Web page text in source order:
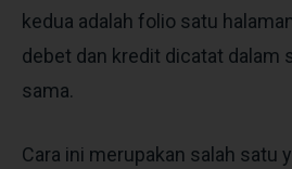
kedua adalah folio satu
debet dan kredit dicatat dalam
sama.
Cara ini merupakan salah satu